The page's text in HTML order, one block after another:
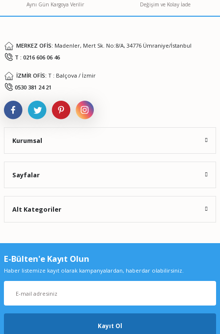
Aynı Gün Kargoya Verilir
Değişim ve Kolay İade
MERKEZ OFİS: Madenler, Mert Sk. No:8/A, 34776 Ümraniye/İstanbul
T : 0216 606 06 46
İZMİR OFİS: T : Balçova / İzmir
0530 381 24 21
Kurumsal
Sayfalar
Alt Kategoriler
E-Bülten'e Kayıt Olun
Haber listemize kayıt olarak kampanyalardan, haberdar olabilirsiniz.
Kayıt Ol